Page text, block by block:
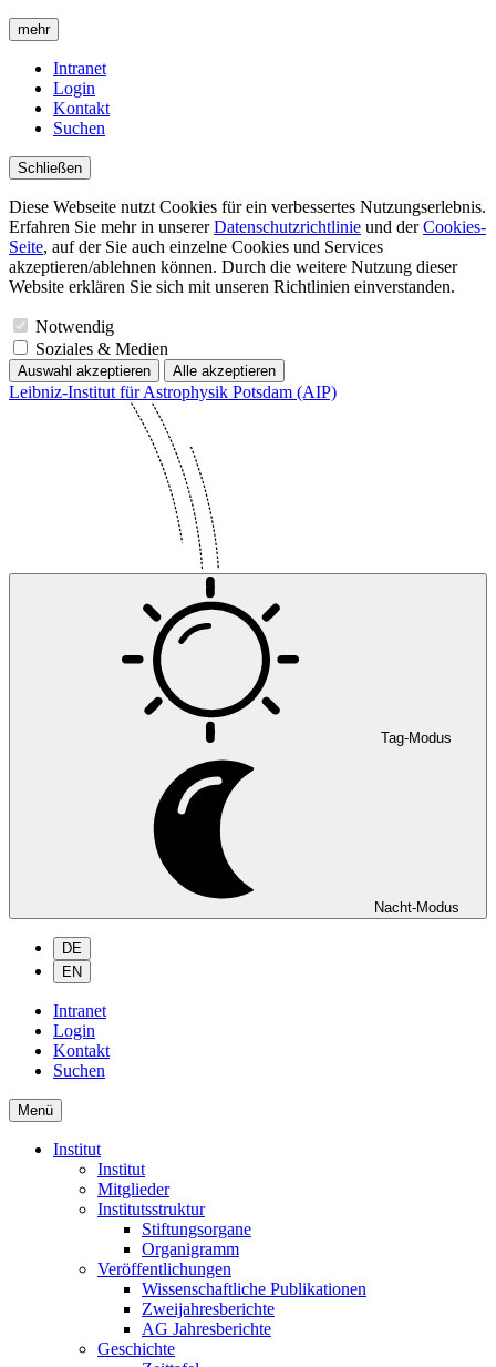
mehr
Intranet
Login
Kontakt
Suchen
Schließen
Diese Webseite nutzt Cookies für ein verbessertes Nutzungserlebnis.
Erfahren Sie mehr in unsererDatenschutzrichtlinie und derCookies-
Seite, auf der Sie auch einzelne Cookies und Services
akzeptieren/ablehnen können. Durch die weitere Nutzung dieser
Website erklären Sie sich mit unseren Richtlinien einverstanden.
Notwendig
Soziales & Medien
Auswahl akzeptieren Alle akzeptieren
Leibniz-Institut für Astrophysik Potsdam (AIP)
Tag-Modus
Nacht-Modus
DE
EN
Intranet
Login
Kontakt
Suchen
Menü
Institut
Institut
Mitglieder
Institutsstruktur
Stiftungsorgane
Organigramm
Veröffentlichungen
Wissenschaftliche Publikationen
Zweijahresberichte
AG Jahresberichte
Geschichte